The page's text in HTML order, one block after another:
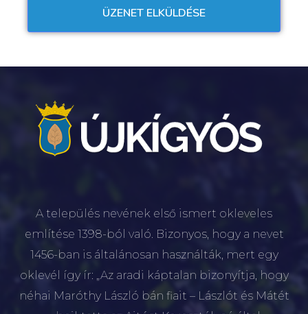
A település nevének első ismert okleveles
említése 1398-ból való. Bizonyos, hogy a nevet
1456-ban is általánosan használták, mert egy
oklevél így ír: „Az aradi káptalan bizonyítja, hogy
néhai Maróthy László bán fiait – Lászlót és Mátét